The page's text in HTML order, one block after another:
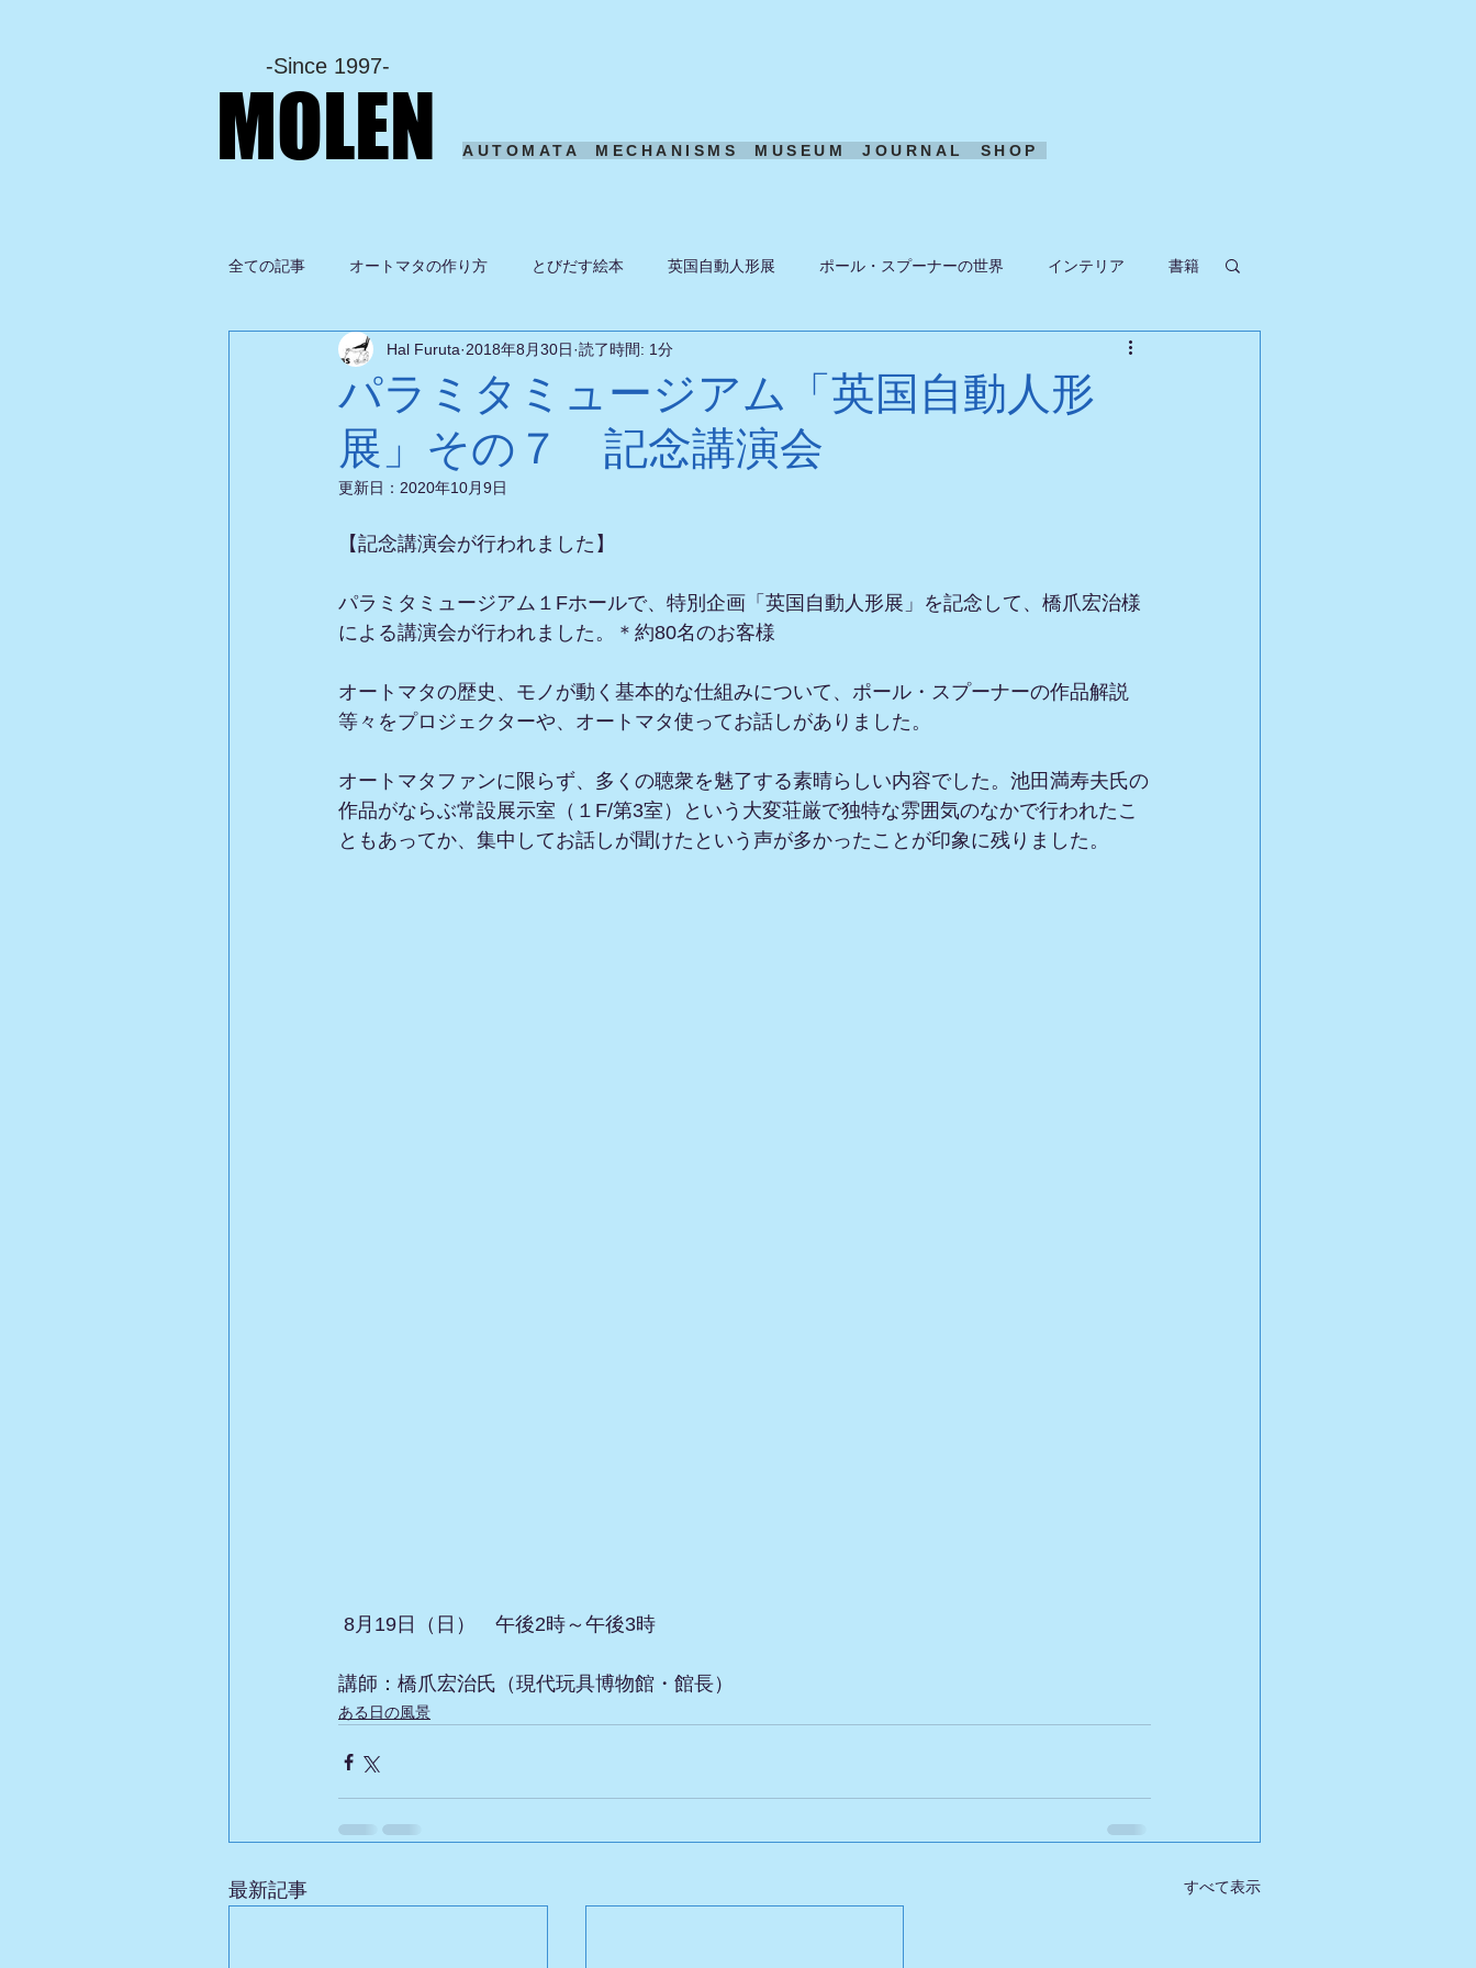
-Since 1997-
MOLEN AUTOMATA MECHANISMS MUSEUM JOURNAL SHOP
全ての記事 オートマタの作り方 とびだす絵本 英国自動人形展 ポール・スプーナーの世界 インテリア 書籍
グルメ ドローン ある日の風景
パラミタミュージアム「英国自動人形
展」その７ 記念講演会
Hal Furuta 2018年8月30日 読了時間: 1分
更新日： 2020年10月9日
【記念講演会が行われました】
パラミタミュージアム１Fホールで、特別企画「英国自動人形展」を記念して、橋爪宏治様
による講演会が行われました。＊約80名のお客様
オートマタの歴史、モノが動く基本的な仕組みについて、ポール・スプーナーの作品解説
等々をプロジェクターや、オートマタ使ってお話しがありました。
オートマタファンに限らず、多くの聴衆を魅了する素晴らしい内容でした。池田満寿夫氏の
作品がならぶ常設展示室（１F/第3室）という大変荘厳で独特な雰囲気のなかで行われたこ
ともあってか、集中してお話しが聞けたという声が多かったことが印象に残りました。
8月19日（日）　午後2時～午後3時
講師：橋爪宏治氏（現代玩具博物館・館長）
ある日の風景
最新記事 すべて表示